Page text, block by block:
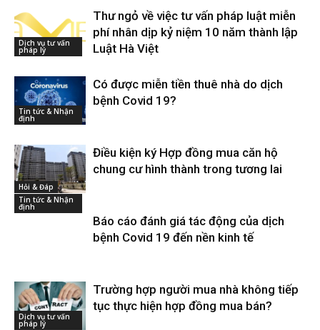
Dịch vụ tư vấn
pháp lý
Thư ngỏ về việc tư vấn pháp luật miễn
phí nhân dịp kỷ niệm 10 năm thành lập
Luật Hà Việt
Tin tức & Nhận
định
Có được miễn tiền thuê nhà do dịch
bệnh Covid 19?
Hỏi & Đáp
Điều kiện ký Hợp đồng mua căn hộ
chung cư hình thành trong tương lai
Tin tức & Nhận
định
Báo cáo đánh giá tác động của dịch
bệnh Covid 19 đến nền kinh tế
Dịch vụ tư vấn
pháp lý
Trường hợp người mua nhà không tiếp
tục thực hiện hợp đồng mua bán?